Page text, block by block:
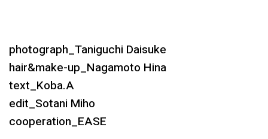
photograph_Taniguchi Daisuke
hair&make-up_Nagamoto Hina
text_Koba.A
edit_Sotani Miho
cooperation_EASE